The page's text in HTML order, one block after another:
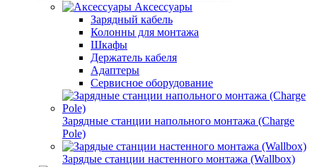
Аксессуары
Зарядный кабель
Колонны для монтажа
Шкафы
Держатель кабеля
Адаптеры
Сервисное оборудование
Зарядные станции напольного монтажа (Charge
Pole)
Зарядые станции настенного монтажа (Wallbox)